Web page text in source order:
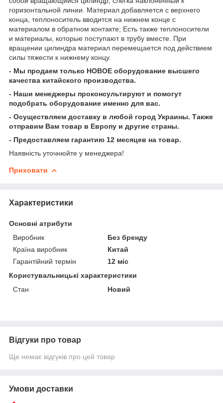
горизонтальной линии. Материал добавляется с верхнего
конца, теплоноситель вводится на нижнем конце с
материалом в обратном контакте; Есть также теплоносители
и материалы, которые поступают в трубу вместе. При
вращении цилиндра материал перемещается под действием
силы тяжести к нижнему концу.
- Мы продаем только НОВОЕ оборудование высшего
качества китайского производства.
- Наши менеджеры проконсультируют и помогут
подобрать оборудование именно для вас.
- Осуществляем доставку в любой город Украины. Также
отправим Вам товар в Европу и другие страны.
- Предоставляем гарантию 12 месяцев на товар.
Наявність уточнюйте у менеджера!
Приховати
Характеристики
Основні атрибути
Виробник
Без бренду
Країна виробник
Китай
Гарантійний термін
12 міс
Користувальницькі характеристики
Стан
Новий
Відгуки про товар
Ще немає відгуків про цей товар
Умови доставки